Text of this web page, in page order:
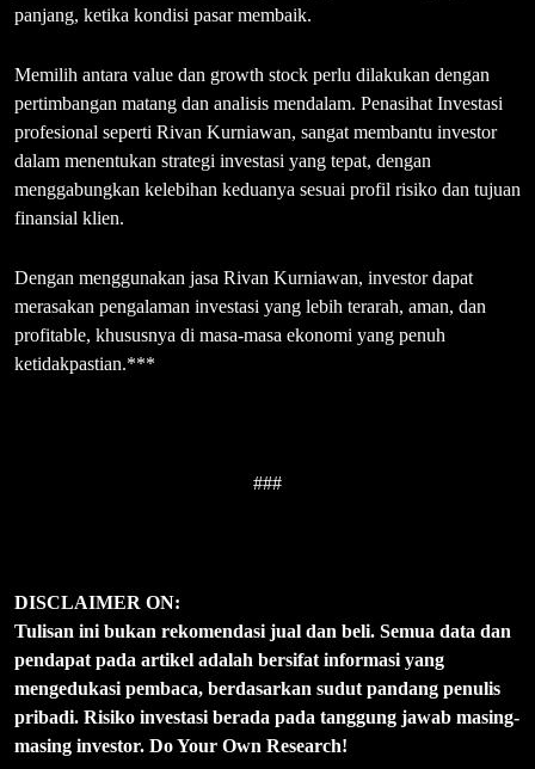
panjang, ketika kondisi pasar membaik.
Memilih antara value dan growth stock perlu dilakukan dengan
pertimbangan matang dan analisis mendalam. Penasihat Investasi
profesional seperti Rivan Kurniawan, sangat membantu investor
dalam menentukan strategi investasi yang tepat, dengan
menggabungkan kelebihan keduanya sesuai profil risiko dan tujuan
finansial klien.
Dengan menggunakan jasa Rivan Kurniawan, investor dapat
merasakan pengalaman investasi yang lebih terarah, aman, dan
profitable, khususnya di masa-masa ekonomi yang penuh
ketidakpastian.***
###
DISCLAIMER ON:
Tulisan ini bukan rekomendasi jual dan beli. Semua data dan
pendapat pada artikel adalah bersifat informasi yang
mengedukasi pembaca, berdasarkan sudut pandang penulis
pribadi. Risiko investasi berada pada tanggung jawab masing-
masing investor. Do Your Own Research!